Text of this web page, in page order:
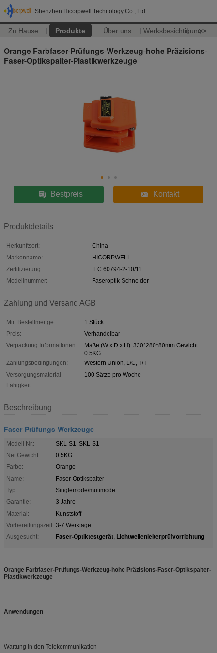
Shenzhen Hicorpwell Technology Co., Ltd
Zu Hause Produkte Über uns Werksbesichtigung>>
Orange Farbfaser-Prüfungs-Werkzeug-hohe Präzisions-
Faser-Optikspalter-Plastikwerkzeuge
Bestpreis Kontakt
Produktdetails
Herkunftsort:
China
Markenname:
HICORPWELL
Zertifizierung:
IEC 60794-2-10/11
Modellnummer:
Faseroptik-Schneider
Zahlung und Versand AGB
Min Bestellmenge:
1 Stück
Preis:
Verhandelbar
Verpackung Informationen:
Maße (W x D x H): 330*280*80mm Gewicht:
0.5KG
Zahlungsbedingungen:
Western Union, L/C, T/T
Versorgungsmaterial-
Fähigkeit:
100 Sätze pro Woche
Beschreibung
Faser-Prüfungs-Werkzeuge
Modell Nr.:
SKL-S1, SKL-S1
Net Gewicht:
0.5KG
Farbe:
Orange
Name:
Faser-Optikspalter
Typ:
Singlemode/mutimode
Garantie:
3 Jahre
Material:
Kunststoff
Vorbereitungszeit: 3-7 Werktage
Ausgesucht:
Faser-Optiktestgerät, Lichtwellenleiterprüfvorrichtung
Orange Farbfaser-Prüfungs-Werkzeug-hohe Präzisions-Faser-Optikspalter-
Plastikwerkzeuge
Anwendungen
Wartung in den Telekommunikation